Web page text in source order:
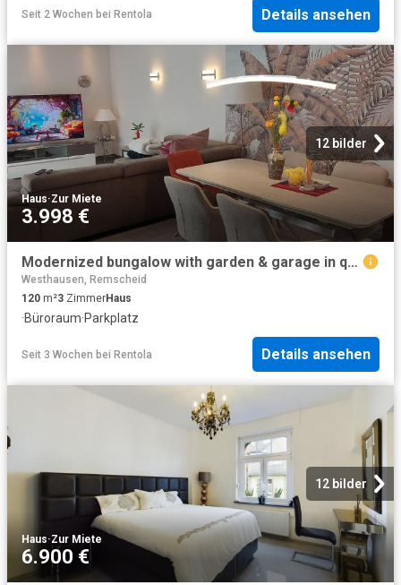
Seit 2 Wochen bei Rentola Details ansehen
12 bilder
Haus·Zur Miete
3.998 €
Modernized bungalow with garden & garage in quiet Düsseldorf Urdenbach, Dusseldorf Amsterdam Apartments for Rent
Westhausen, Remscheid
120 m²3 ZimmerHaus
·Büroraum·Parkplatz
Seit 3 Wochen bei Rentola Details ansehen
12 bilder
Haus·Zur Miete
6.900 €